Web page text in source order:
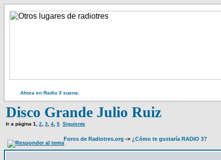
Ahora en Radio 3 suena:
Disco Grande Julio Ruiz
Ir a página 1 2 3 4 5 Siguiente
Foros de Radiotres.org -> ¿Cómo te gustaría RADIO 3?